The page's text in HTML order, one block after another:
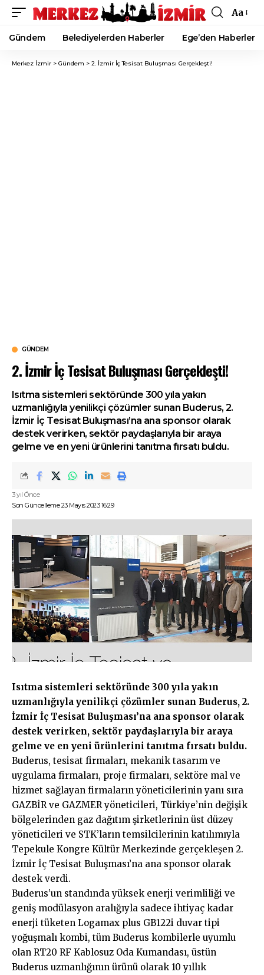
Font
Resizer
Aa
Gündem Belediyelerden Haberler Ege’den Haberler
Merkez İzmir > Gündem > 2. İzmir İç Tesisat Buluşması Gerçekleşti!
GÜNDEM
2. İzmir İç Tesisat Buluşması Gerçekleşti!
Isıtma sistemleri sektöründe 300 yıla yakın
uzmanlığıyla yenilikçi çözümler sunan Buderus, 2.
İzmir İç Tesisat Buluşması’na ana sponsor olarak
destek verirken, sektör paydaşlarıyla bir araya
gelme ve en yeni ürünlerini tanıtma fırsatı buldu.
Son Güncelleme 23 Mayıs 2023 16:29
3 yıl Önce
Isıtma sistemleri sektöründe 300 yıla yakın
uzmanlığıyla yenilikçi çözümler sunan Buderus, 2.
İzmir İç Tesisat Buluşması’na ana sponsor olarak
destek verirken, sektör paydaşlarıyla bir araya
gelme ve en yeni ürünlerini tanıtma fırsatı buldu.
Buderus, tesisat firmaları, mekanik tasarım ve
uygulama firmaları, proje firmaları, sektöre mal ve
hizmet sağlayan firmaların yöneticilerinin yanı sıra
GAZBİR ve GAZMER yöneticileri, Türkiye’nin değişik
bölgelerinden gaz dağıtım şirketlerinin üst düzey
yöneticileri ve STK’ların temsilcilerinin katılımıyla
Tepekule Kongre Kültür Merkezinde gerçekleşen 2.
İzmir İç Tesisat Buluşması’na ana sponsor olarak
destek verdi.
Buderus’un standında yüksek enerji verimliliği ve
geniş modülasyon aralığıyla sadece ihtiyaç kadar
enerji tüketen Logamax plus GB122i duvar tipi
yoğuşmalı kombi, tüm Buderus kombilerle uyumlu
olan RT20 RF Kablosuz Oda Kumandası, üstün
Buderus uzmanlığının ürünü olarak 10 yıllık